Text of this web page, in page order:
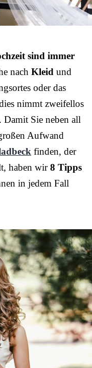
sind immer
nach Kleid und
oder das
nimmt zweifellos
Damit Sie neben all
Aufwand
finden, der
haben wir8 Tipps
in jedem Fall